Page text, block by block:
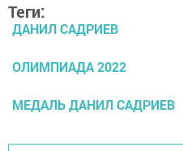
Теги:
ДАНИЛ САДРИЕВ
ОЛИМПИАДА 2022
МЕДАЛЬ ДАНИЛ САДРИЕВ